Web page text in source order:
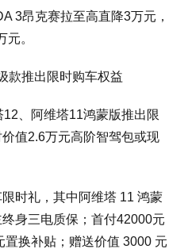
3昂克赛拉至高直降3万元，
元。
款推出限时购车权益
、阿维塔11鸿蒙版推出限
值2.6万元高阶智驾包或现
时礼，其中阿维塔 11 鸿蒙
身三电质保；首付42000元
换补贴；赠送价值 3000 元